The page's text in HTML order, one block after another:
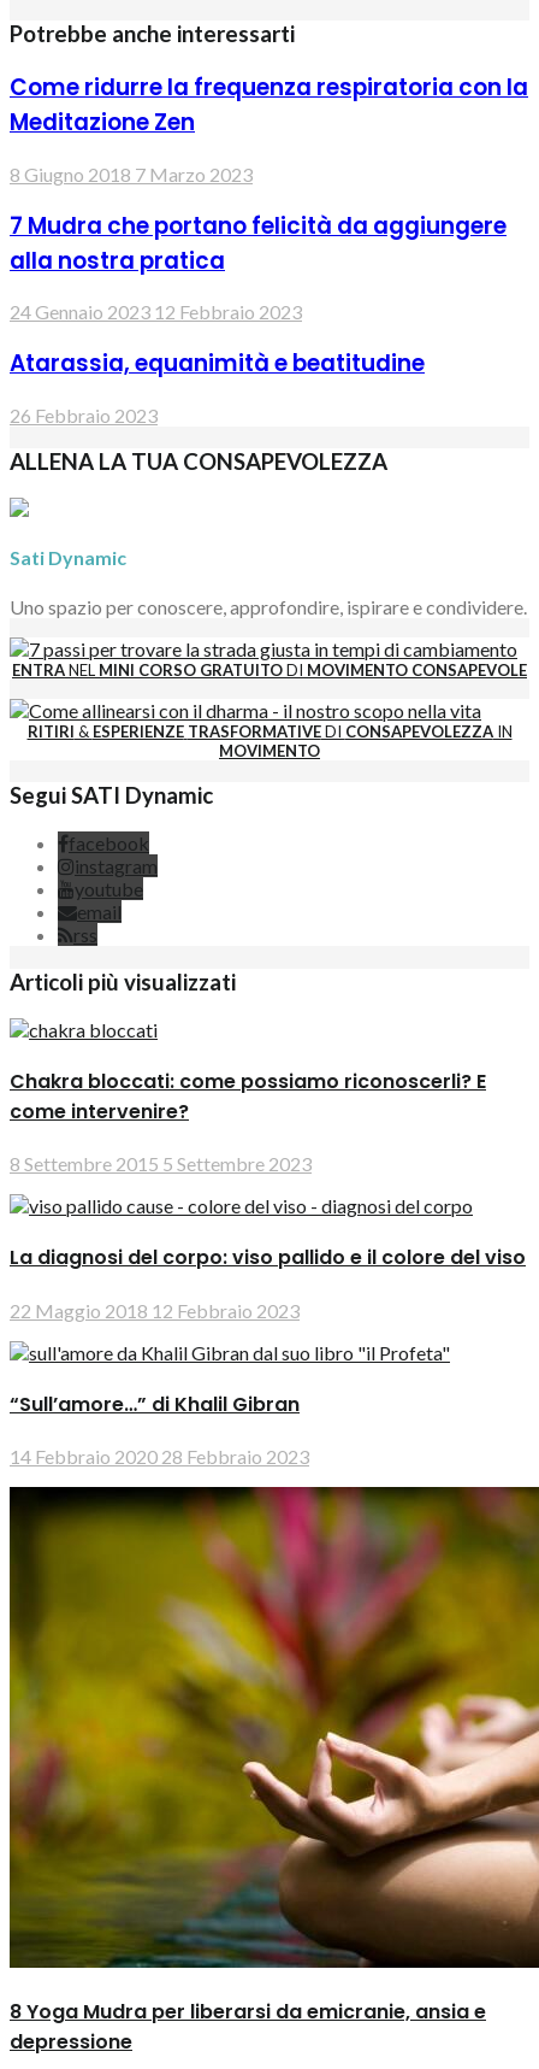
Potrebbe anche interessarti
Come ridurre la frequenza respiratoria con la
Meditazione Zen
8 Giugno 2018 7 Marzo 2023
7 Mudra che portano felicità da aggiungere
alla nostra pratica
24 Gennaio 2023 12 Febbraio 2023
Atarassia, equanimità e beatitudine
26 Febbraio 2023
ALLENA LA TUA CONSAPEVOLEZZA
Sati Dynamic
Uno spazio per conoscere, approfondire, ispirare e condividere.
ENTRANEL MINI CORSO GRATUITODI MOVIMENTO CONSAPEVOLE
RITIRI & ESPERIENZE TRASFORMATIVEDI CONSAPEVOLEZZAIN
MOVIMENTO
Segui SATI Dynamic
facebook
instagram
youtube
email
rss
Articoli più visualizzati
Chakra bloccati: come possiamo riconoscerli? E
come intervenire?
8 Settembre 2015 5 Settembre 2023
La diagnosi del corpo: viso pallido e il colore del viso
22 Maggio 2018 12 Febbraio 2023
“Sull’amore…” di Khalil Gibran
14 Febbraio 2020 28 Febbraio 2023
8 Yoga Mudra per liberarsi da emicranie, ansia e
depressione